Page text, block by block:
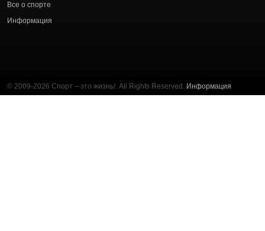
Все о спорте
Информация
© 2009-2026 Спорт – это жизнь!. All Rights Reserved. Информация